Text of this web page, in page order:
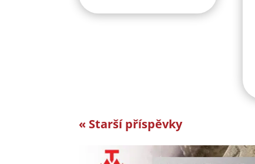
« Starší příspěvky